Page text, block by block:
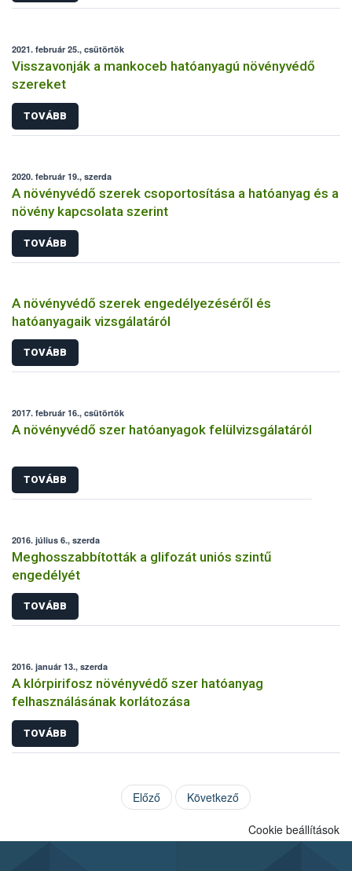
2021. február 25., csütörtök
Visszavonják a mankoceb hatóanyagú növényvédő
szereket
TOVÁBB
2020. február 19., szerda
A növényvédő szerek csoportosítása a hatóanyag és a
növény kapcsolata szerint
TOVÁBB
A növényvédő szerek engedélyezéséről és
hatóanyagaik vizsgálatáról
TOVÁBB
2017. február 16., csütörtök
A növényvédő szer hatóanyagok felülvizsgálatáról
TOVÁBB
2016. július 6., szerda
Meghosszabbították a glifozát uniós szintű
engedélyét
TOVÁBB
2016. január 13., szerda
A klórpirifosz növényvédő szer hatóanyag
felhasználásának korlátozása
TOVÁBB
Előző Következő
Cookie beállítások